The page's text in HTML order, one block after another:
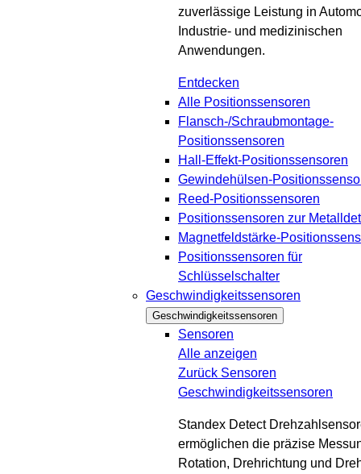
zuverlässige Leistung in
Industrie- und medizinischen
Anwendungen.
Entdecken
Alle Positionssensoren
Flansch-/Schraubmontage-
Positionssensoren
Hall-Effekt-Positionssensoren
Gewindehülsen-
Reed-Positionssensoren
Positionssensoren zur
Magnetfeldstärke-
Positionssensoren für
Schlüsselschalter
Geschwindigkeitssensoren
Geschwindigkeitssensoren
Sensoren
Alle anzeigen
Zurück Sensoren
Geschwindigkeitssensoren
Standex Detect
ermöglichen die präzise
Rotation, Drehrichtung und